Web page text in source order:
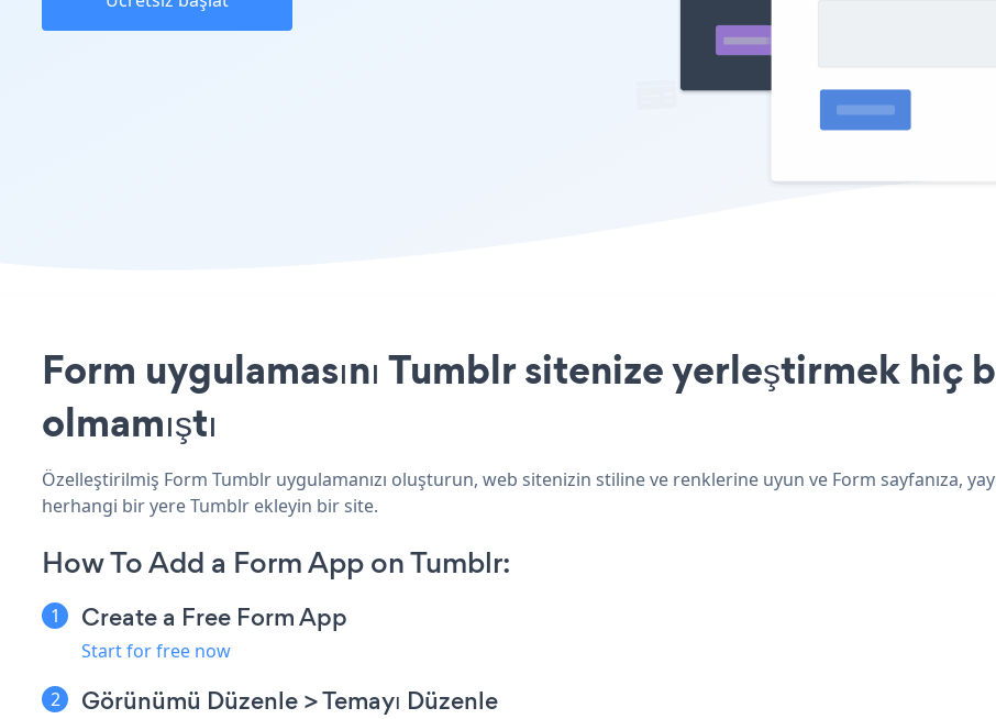
Form uygulamasını Tumblr sitenize yerleştirmek hiç
olmamıştı
Özelleştirilmiş Form Tumblr uygulamanızı oluşturun, web sitenizin stiline ve renklerine uyun ve Form sayfanıza,
herhangi bir yere Tumblr ekleyin bir site.
How To Add a Form App on Tumblr:
Create a Free Form App
Start for free now
Görünümü Düzenle > Temayı Düzenle